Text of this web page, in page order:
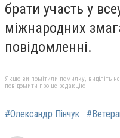
брати участь у
міжнародних
повідомленні.
Якщо ви помітили помилку, виділіть
повідомити про це редакцію
#Олександр Пінчук